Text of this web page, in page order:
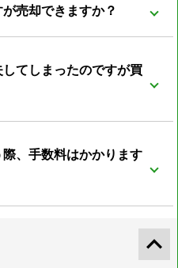
車費用がかかります。 バ
、売却が難しいとされて
富な査定員がいる為、安
ます。
売却できますか？
せて頂きます。
てしまったのですが買
行の際に廃車した際の日
、住所、名義人のお名前
点がわからない場合廃車
としてではなく部品扱い
、手数料はかかります
類紛失したバイクのみ引keyboard_arrow_up